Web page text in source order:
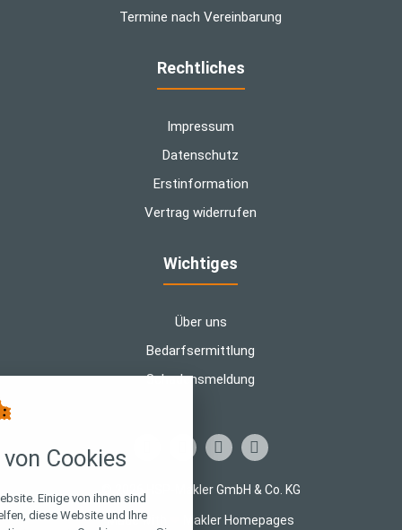
Termine nach Vereinbarung
Rechtliches
Impressum
Datenschutz
Erstinformation
Vertrag widerrufen
Wichtiges
Über uns
Bedarfsermittlung
Schadensmeldung
© 2026 HSP-Makler GmbH & Co. KG
Made with Makler Homepages
Cookies
Einige von ihnen sind
diese Website und Ihre
alle verwendeten Cookies und
akzeptieren oder zu blockieren.